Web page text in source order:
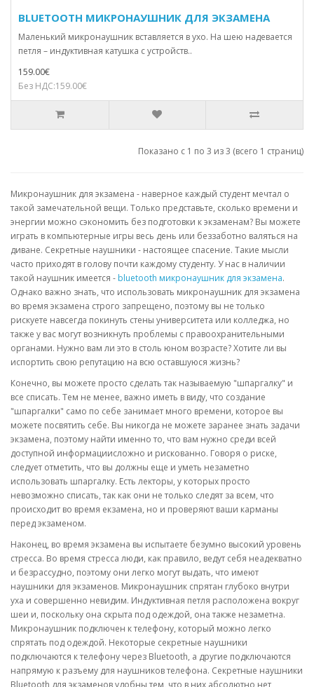
BLUETOOTH МИКРОНАУШНИК ДЛЯ ЭКЗАМЕНА
Маленький микронаушник вставляется в ухо. На шею надевается
петля – индуктивная катушка с устройств..
159.00€
Без НДС:159.00€
Показано с 1 по 3 из 3 (всего 1 страниц)
Микронаушник для экзамена - наверное каждый студент мечтал о
такой замечательной вещи. Только представьте, сколько времени и
энергии можно сэкономить без подготовки к экзаменам? Вы можете
играть в компьютерные игры весь день или беззаботно валяться на
диване. Секретные наушники - настоящее спасение. Такие мысли
часто приходят в голову почти каждому студенту. У нас в наличии
такой наушник имеется - bluetooth микронаушник для экзамена.
Однако важно знать, что использовать микронаушник для экзамена
во время экзамена строго запрещено, поэтому вы не только
рискуете навсегда покинуть стены университета или колледжа, но
также у вас могут возникнуть проблемы с правоохранительными
органами. Нужно вам ли это в столь юном возрасте? Хотите ли вы
испортить свою репутацию на всю оставшуюся жизнь?
Конечно, вы можете просто сделать так называемую "шпаргалку" и
все списать. Тем не менее, важно иметь в виду, что создание
"шпаргалки" само по себе занимает много времени, которое вы
можете посвятить себе. Вы никогда не можете заранее знать задачи
экзамена, поэтому найти именно то, что вам нужно среди всей
доступной информациисложно и рискованно. Говоря о риске,
следует отметить, что вы должны еще и уметь незаметно
использовать шпаргалку. Есть лекторы, у которых просто
невозможно списать, так как они не только следят за всем, что
происходит во время екзамена, но и проверяют ваши карманы
перед экзаменом.
Наконец, во время экзамена вы испытаете безумно высокий уровень
стресса. Во время стресса люди, как правило, ведут себя неадекватно
и безрассудно, поэтому они легко могут выдать, что имеют
наушники для экзаменов. Микронаушник спрятан глубоко внутри
уха и совершенно невидим. Индуктивная петля расположена вокруг
шеи и, поскольку она скрыта под одеждой, она также незаметна.
Микронаушник подключен к телефону, который можно легко
спрятать под одеждой. Некоторые секретные наушники
подключаются к телефону через Bluetooth, а другие подключаются
напрямую к разъему для наушников телефона. Секретные наушники